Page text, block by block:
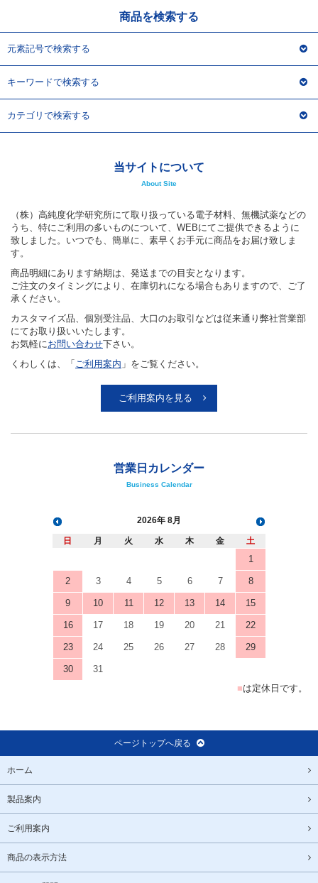
商品を検索する
元素記号で検索する
キーワードで検索する
カテゴリで検索する
当サイトについて
About Site
（株）高純度化学研究所にて取り扱っている電子材料、無機試薬などの
うち、特にご利用の多いものについて、WEBにてご提供できるように
致しました。いつでも、簡単に、素早くお手元に商品をお届け致しま
す。
商品明細にあります納期は、発送までの目安となります。
ご注文のタイミングにより、在庫切れになる場合もありますので、ご了
承ください。
カスタマイズ品、個別受注品、大口のお取引などは従来通り弊社営業部
にてお取り扱いいたします。
お気軽にお問い合わせ下さい。
くわしくは、「 ご利用案内 」をご覧ください。
ご利用案内を見る
営業日カレンダー
Business Calendar
2026 8月
日 月 火 水 木 金 土
1
2 3 4 5 6 7 8
9 10 11 12 13 14 15
16 17 18 19 20 21 22
23 24 25 26 27 28 29
30
31
■は定休日です。
ページトップへ戻る
ホーム
製品案内
ご利用案内
商品の表示方法